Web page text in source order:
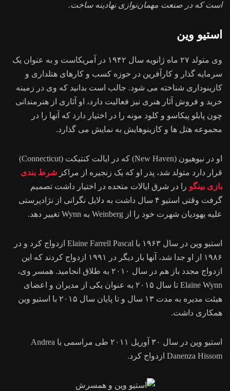
است که در صنعت مهمان‌نوازی نهادینه ساخت.
استیو وین
وی متولد ۲۷ ماه ژانویه سال ۱۹۴۲ در آمریکاست و به عنوان یک
سرمایه گذار و کارآفرین در حوزه کسب و کارهای هتلداری و
کازینوداری شناخته می شود. جالب است بدانید که وی در زمینه
خرید و فروش آثار هنری نیز فعالیت دارد، او آثاری از هنرمندانی
چون پابلو پیکاسو و کلود مونه را در اختیار دارد که آنها را در
مجموعه هتل ها و کازینوهایش به نمایش می گذارد.
او در نیوهیون (New Haven) که در ایالت کنتیکت (Connecticut)
قرار دارد متولد شد، پدر او که یک زنجیره از مراکز شرط بندی
بازی بینگو را در شرق ایالات متحده در اختیار داشت تصمیم
گرفت وقتی استیو ۴ سال داشت به دلایل نگرانی از نژادپرستی
علیه یهودیان شهرت خود را از Weinberg به Wynn تغییر دهد.
استیو وین در سال ۱۹۶۳ با Elaine Farrell Pascal ازدواج کرد و در
۱۹۸۶ از او جدا شد، آنها بار دیگر در ۱۹۹۱ ازدواج کردند که این
ازدواج مجدد باز هم در سال ۲۰۱۰ به طلاق انجامید. همسر وی،
Elaine Wynn تا سال ۲۰۱۵ به عنوان یکی از مدیران و اعضای
هیئت مدیره به مدت ۱۳ سال و تا پایان سال ۲۰۱۵ با استیو وین
همکاری داشت.
استیو وین در سال ۳۰ آوریل ۲۰۱۱ طی مراسمی با Andrea
Danenza Hissom ازدواج کرد.